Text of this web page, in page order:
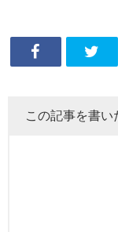
この記事を書い